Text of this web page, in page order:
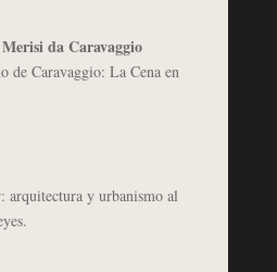
da Caravaggio
de Caravaggio: La Cena en
arquitectura y urbanismo al